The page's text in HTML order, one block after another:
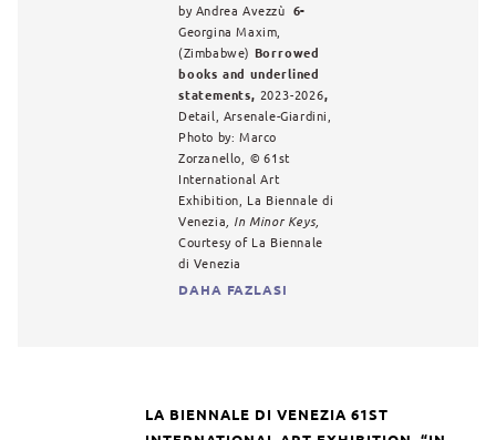
by Andrea Avezzù 6-
Georgina Maxim,
(Zimbabwe) Borrowed
books and underlined
statements, 2023-2026,
Detail, Arsenale-Giardini,
Photo by: Marco
Zorzanello, ©61st
International Art
Exhibition, La Biennale di
Venezia , In Minor Keys,
Courtesy of La Biennale
di Venezia
DAHA FAZLASI
LA BIENNALE DI VENEZIA 61ST